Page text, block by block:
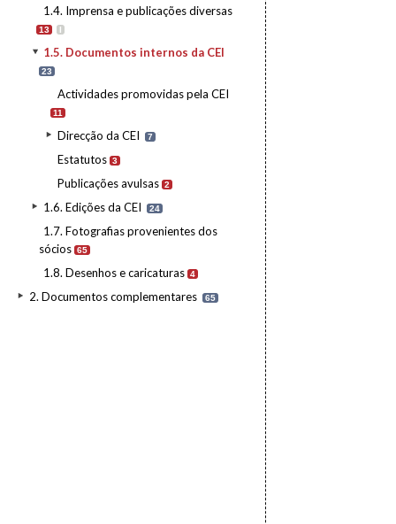
1.4. Imprensa e publicações diversas
13 I
1.5. Documentos internos da CEI
23
Actividades promovidas pela CEI
11
Direcção da CEI 7
Estatutos 3
Publicações avulsas 2
1.6. Edições da CEI 24
1.7. Fotografias provenientes dos
sócios 65
1.8. Desenhos e caricaturas 4
2. Documentos complementares 65